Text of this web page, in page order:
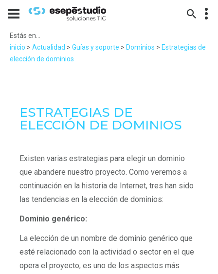
Estás en...
inicio > Actualidad > Guías y soporte > Dominios > Estrategias de
elección de dominios
ESTRATEGIAS DE
ELECCIÓN DE DOMINIOS
Existen varias estrategias para elegir un dominio
que abandere nuestro proyecto. Como veremos a
continuación en la historia de Internet, tres han sido
las tendencias en la elección de dominios:
Dominio genérico:
La elección de un nombre de dominio genérico que
esté relacionado con la actividad o sector en el que
opera el proyecto, es uno de los aspectos más